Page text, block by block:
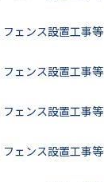
フェンス設置工事等
フェンス設置工事等
フェンス設置工事等
フェンス設置工事等